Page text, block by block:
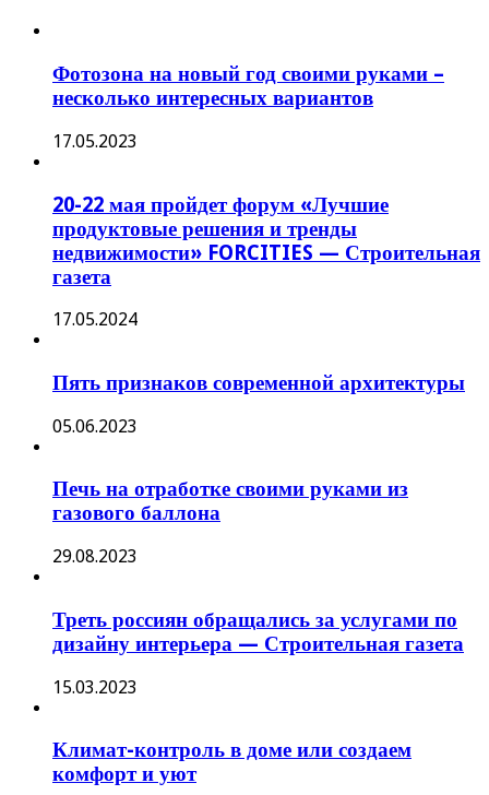
Фотозона на новый год своими руками –
несколько интересных вариантов
17.05.2023
20-22 мая пройдет форум «Лучшие
продуктовые решения и тренды
недвижимости» FORCITIES — Строительная
газета
17.05.2024
Пять признаков современной архитектуры
05.06.2023
Печь на отработке своими руками из
газового баллона
29.08.2023
Треть россиян обращались за услугами по
дизайну интерьера — Строительная газета
15.03.2023
Климат-контроль в доме или создаем
комфорт и уют